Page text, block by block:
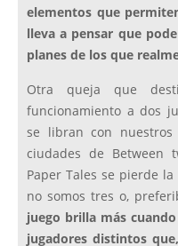
elementos que
lleva a pensar que
planes de los que
Otra queja que
funcionamiento a dos
se libran con nuestros
ciudades de Between
Paper Tales se pierde
no somos tres o,
juego brilla más
jugadores distintos